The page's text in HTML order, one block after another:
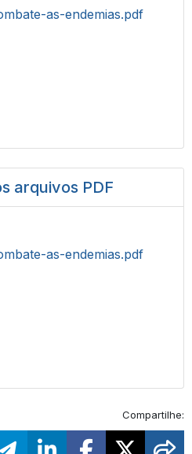
as-endemias.pdf
arquivos PDF
as-endemias.pdf
Compartilhe: